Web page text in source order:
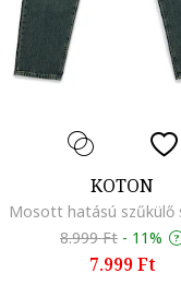
KOTON
8.999 Ft - 11%
7.999 Ft